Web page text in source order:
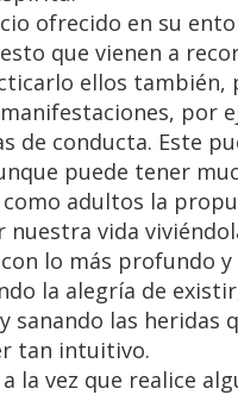
ofrecido en su
que vienen a
ellos también,
por
de conducta. Este
puede tener
como adultos la
nuestra vida
lo más profundo y
la alegría de
sanando las heridas
tan intuitivo.
a la vez que realice